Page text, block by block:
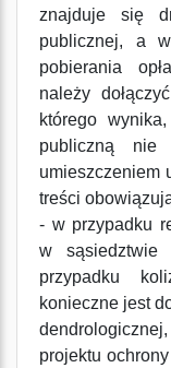
znajduje się
publicznej, a
pobierania
należy
którego
publiczną nie
umieszczeniem
treści
- w przypadku
w
przypadku
konieczne jest
projektu